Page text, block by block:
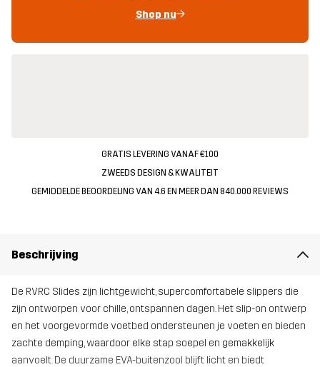
Shop nu
GRATIS LEVERING VANAF €100
ZWEEDS DESIGN & KWALITEIT
GEMIDDELDE BEOORDELING VAN 4.6 EN MEER DAN 840.000 REVIEWS
Beschrijving
De RVRC Slides zijn lichtgewicht, supercomfortabele slippers die
zijn ontworpen voor chille, ontspannen dagen. Het slip-on ontwerp
en het voorgevormde voetbed ondersteunen je voeten en bieden
zachte demping, waardoor elke stap soepel en gemakkelijk
aanvoelt. De duurzame EVA-buitenzool blijft licht en biedt